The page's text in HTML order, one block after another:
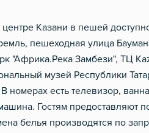
Казани в пешей
пешеходная улица
"Африка.Река Замбези", ТЦ
музей Республики
есть телевизор,
Гостям предоставляют
белья производятся по